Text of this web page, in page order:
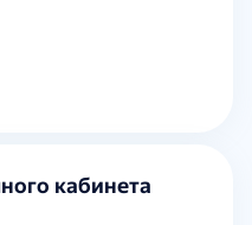
кабинета